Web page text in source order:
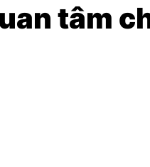
tâm